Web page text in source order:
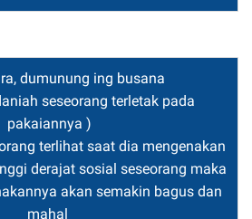
dumunung ing busana
seseorang terletak pada
pakaiannya )
terlihat saat dia mengenakan
derajat sosial seseorang maka
akan semakin bagus dan
mahal